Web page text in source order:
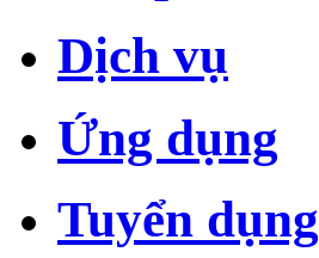
Dịch vụ
Ứng dụng
Tuyển dụng